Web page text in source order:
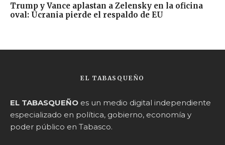
Trump y Vance aplastan a Zelensky en la oficina
oval: Ucrania pierde el respaldo de EU
EL TABASQUEÑO
EL TABASQUEÑO es un medio digital independiente
especializado en política, gobierno, economía y
poder público en Tabasco.